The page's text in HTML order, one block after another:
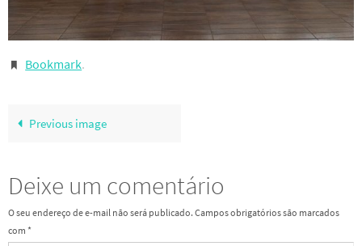
Bookmark.
Previous image
Deixe um comentário
O seu endereço de e-mail não será publicado. Campos obrigatórios são marcados
com *